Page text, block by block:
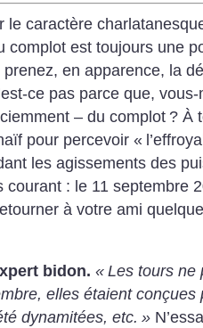
le caractère
complot est toujours une
en apparence, la
ce pas parce que,
– du complot ? À
pour percevoir «
les agissements des
courant : le 11 septembre
à votre ami
bidon. « Les tours ne
elles étaient conçues
dynamitées, etc. »